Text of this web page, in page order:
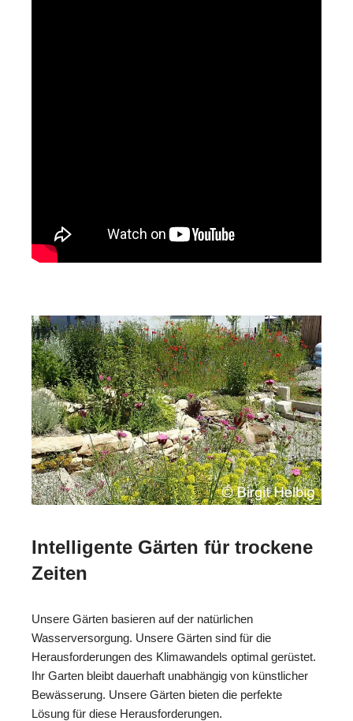
Intelligente Gärten für trockene
Zeiten
Unsere Gärten basieren auf der natürlichen
Wasserversorgung. Unsere Gärten sind für die
Herausforderungen des Klimawandels optimal gerüstet.
Ihr Garten bleibt dauerhaft unabhängig von künstlicher
Bewässerung. Unsere Gärten bieten die perfekte
Lösung für diese Herausforderungen.